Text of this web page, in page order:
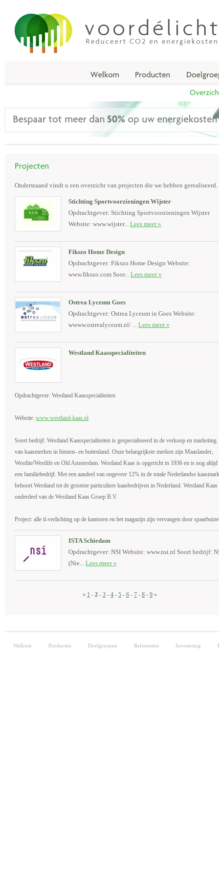
Onderstaand vindt u een overzicht van projecten die we hebben gerealiseerd.
Stichting Sportvoorzieningen Wijster
Opdrachtgever: Stichting Sportvoorzieningen Wijster
Website: www.wijster... Lees meer »
Fikszo Home Design
Opdrachtgever: Fikszo Home Design Website:
www.fikszo.com Soor... Lees meer »
Ostrea Lyceum Goes
Opdrachtgever: Ostrea Lyceum in Goes Website:
wwww.ostrealyceum.nl/ ... Lees meer »
Westland Kaasspecialiteiten
Opdrachtgever: Westland Kaasspecialiteiten
Website: www.westland-kaas.nl
Soort bedrijf: Westland Kaasspecialiteiten is gespecialiseerd in de verkoop en marketing
van kaasmerken in binnen- en buitenland. Onze belangrijkste merken zijn Maaslander,
Westlite/Westlife en Old Amsterdam. Westland Kaas is opgericht in 1936 en is nog altijd
een familiebedrijf. Met een aandeel van ongeveer 12% in de totale Nederlandse
behoort Westland tot de grootste particuliere kaasbedrijven in Nederland. Westland Kaas
onderdeel van de Westland Kaas Groep B.V.
Project: alle tl-verlichting op de kantoren en het magazijn zijn vervangen door
ISTA Schiedam
Opdrachtgever: NSI Website: www.nsi.nl Soort bedrijf:
(Nie... Lees meer »
« 1 - 2 - 3 - 4 - 5 - 6 - 7 - 8 - 9 »
Welkom Producten Doelgroepen Referenties Investering